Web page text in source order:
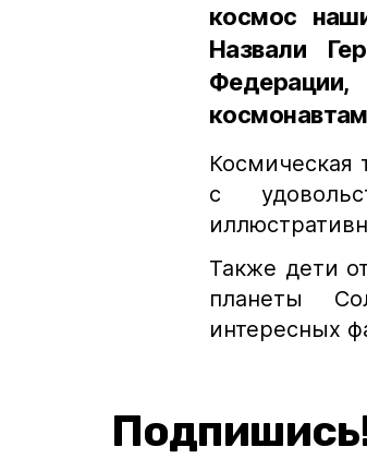
космос
Назвали
Космическая
с
Также дети
планеты
интересных